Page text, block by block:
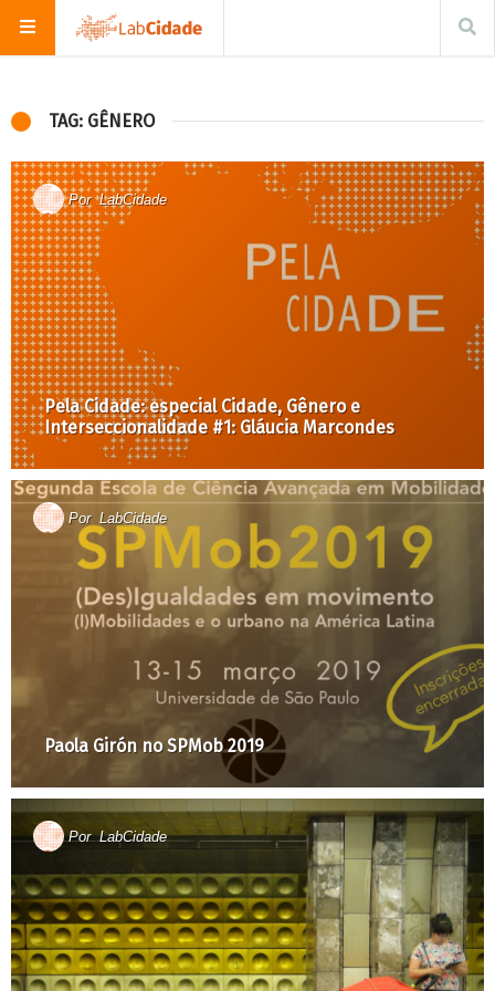
TAG: GÊNERO
PorLabCidade
Pela Cidade: especial Cidade, Gênero e
Interseccionalidade #1: Gláucia Marcondes
Por LabCidade
Paola Girón no SPMob 2019
PorLabCidade